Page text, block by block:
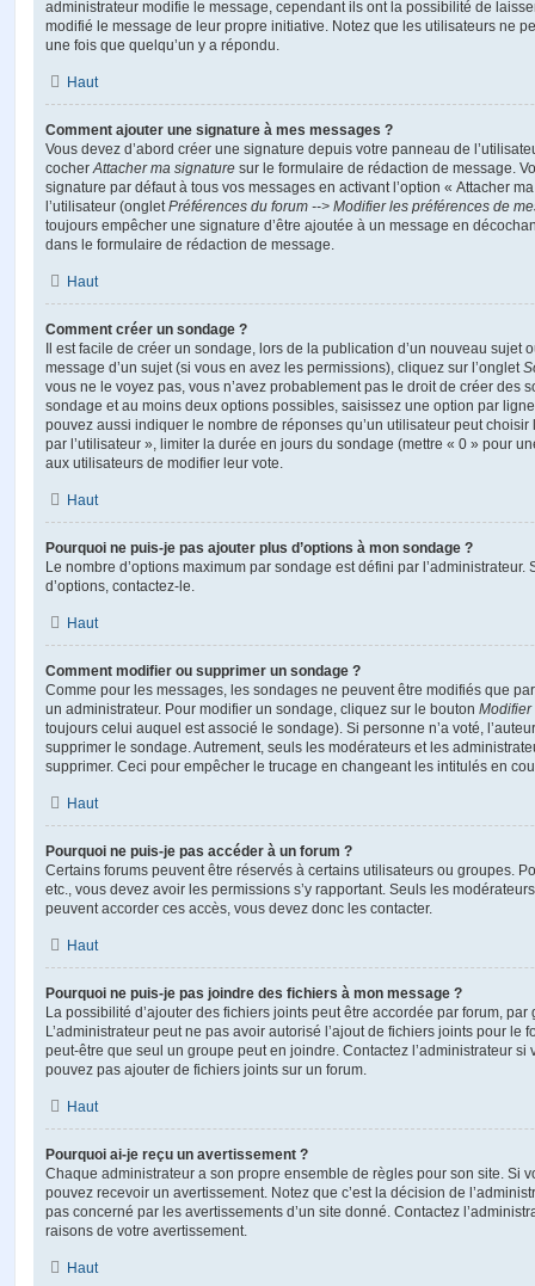
administrateur modifie le message, cependant ils ont la possibilité de
modifié le message de leur propre initiative. Notez que les utilisateurs ne
une fois que quelqu’un y a répondu.
Haut
Comment ajouter une signature à mes messages ?
Vous devez d’abord créer une signature depuis votre panneau de
cocherAttacher ma signature sur le formulaire de rédaction de message.
signature par défaut à tous vos messages en activant l’option « Attacher
l’utilisateur (ongletPréférences du forum --> Modifier les préférences de
toujours empêcher une signature d’être ajoutée à un message en
dans le formulaire de rédaction de message.
Haut
Comment créer un sondage ?
Il est facile de créer un sondage, lors de la publication d’un nouveau sujet
message d’un sujet (si vous en avez les permissions), cliquez sur l’onglet
vous ne le voyez pas, vous n’avez probablement pas le droit de créer des
sondage et au moins deux options possibles, saisissez une option par
pouvez aussi indiquer le nombre de réponses qu’un utilisateur peut
par l’utilisateur », limiter la durée en jours du sondage (mettre « 0 » pour
aux utilisateurs de modifier leur vote.
Haut
Pourquoi ne puis-je pas ajouter plus d’options à mon sondage ?
Le nombre d’options maximum par sondage est défini par
d’options, contactez-le.
Haut
Comment modifier ou supprimer un sondage ?
Comme pour les messages, les sondages ne peuvent être modifiés que
un administrateur. Pour modifier un sondage, cliquez sur le bouton Modifier
toujours celui auquel est associé le sondage). Si personne n’a voté,
supprimer le sondage. Autrement, seuls les modérateurs et les
supprimer. Ceci pour empêcher le trucage en changeant les intitulés en
Haut
Pourquoi ne puis-je pas accéder à un forum ?
Certains forums peuvent être réservés à certains utilisateurs ou groupes.
etc., vous devez avoir les permissions s’y rapportant. Seuls les
peuvent accorder ces accès, vous devez donc les contacter.
Haut
Pourquoi ne puis-je pas joindre des fichiers à mon message ?
La possibilité d’ajouter des fichiers joints peut être accordée par forum,
L’administrateur peut ne pas avoir autorisé l’ajout de fichiers joints pour le
peut-être que seul un groupe peut en joindre. Contactez l’administrateur
pouvez pas ajouter de fichiers joints sur un forum.
Haut
Pourquoi ai-je reçu un avertissement ?
Chaque administrateur a son propre ensemble de règles pour son site. Si
pouvez recevoir un avertissement. Notez que c’est la décision de
pas concerné par les avertissements d’un site donné. Contactez
raisons de votre avertissement.
Haut